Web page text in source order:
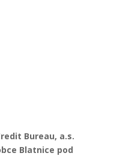
Bureau, a.s.
Blatnice pod